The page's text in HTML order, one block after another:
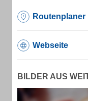
Routenplaner
Webseite
BILDER AUS